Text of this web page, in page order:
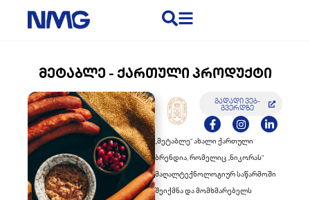
ᲛᲔᲢᲐᲑᲚᲔ - ᲥᲐᲠᲗᲣᲚᲘ ᲞᲠᲝᲓᲣᲥᲢᲘ
გადადი ვებ-
გვერდზე
„მეტაბლე“ ახალი ქართული
ბრენდია, რომელიც „ნიკორას“
მაღალტექნოლოგიურ საწარმოში
შეიქმნა და მომხმარებელს